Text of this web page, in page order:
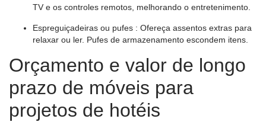
TV e os controles remotos, melhorando o entretenimento.
Espreguiçadeiras ou pufes : Ofereça assentos extras para
relaxar ou ler. Pufes de armazenamento escondem itens.
Orçamento e valor de longo
prazo de móveis para
projetos de hotéis